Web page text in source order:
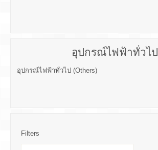
อุปกรณ์ไฟฟ้าทั่วไป
อุปกรณ์ไฟฟ้าทั่วไป (Others)
Filters